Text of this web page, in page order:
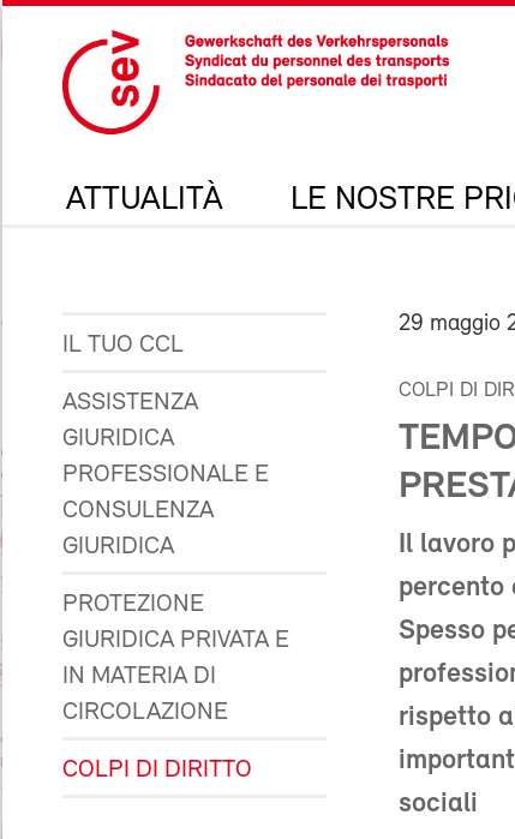
ATTUALITÀ LE NOSTRE
IL TUO CCL
ASSISTENZA
GIURIDICA
PROFESSIONALE E
CONSULENZA
GIURIDICA
PROTEZIONE
GIURIDICA PRIVATA E
IN MATERIA DI
CIRCOLAZIONE
COLPI DI DIRITTO
29 maggio
COLPI DI
Il lavoro
percento
Spesso
rispetto
sociali